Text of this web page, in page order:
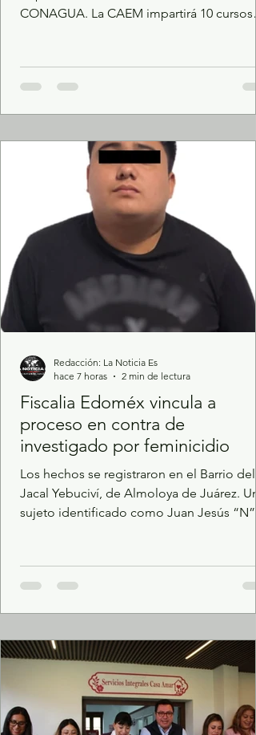
CONAGUA. La CAEM impartirá 10 cursos
competencias técnicas y operativas del
personal municipal responsable de
México y garantizar el abastecimiento de
agua potable a la población mexiquense,
Comisión del Agua estatal (CAEM), en
Fiscalia Edoméx vincula a
proceso en contra de
investigado por feminicidio
Los hechos se registraron en el Barrio del
Jacal Yebuciví, de Almoloya de Juárez. Un
sujeto identificado como Juan Jesús “N”
México acreditara su posible participación
en el delito de feminicidio. De acuerdo a los
año, la víctima se encontraba a bordo de
una camioneta en el Barrio del Jacal
Yebuciví, pe
Redacción: La Noticia Es
hace 7 horas
2 min de lectura